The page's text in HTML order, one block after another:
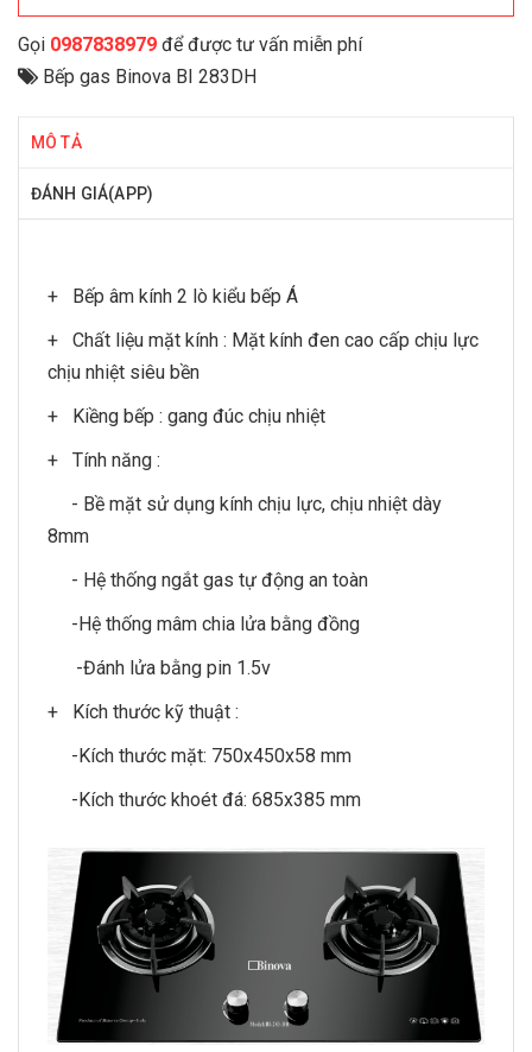
Gọi 0987838979 để được tư vấn miễn phí
Bếp gas Binova BI 283DH
MÔ TẢ
ĐÁNH GIÁ(APP)
+ Bếp âm kính 2 lò kiểu bếp Á
+ Chất liệu mặt kính : Mặt kính đen cao cấp chịu lực
chịu nhiệt siêu bền
+ Kiềng bếp : gang đúc chịu nhiệt
+ Tính năng :
- Bề mặt sử dụng kính chịu lực, chịu nhiệt dày
8mm
- Hệ thống ngắt gas tự động an toàn
-Hệ thống mâm chia lửa bằng đồng
-Đánh lửa bằng pin 1.5v
+ Kích thước kỹ thuật :
-Kích thước mặt: 750x450x58 mm
-Kích thước khoét đá: 685x385 mm